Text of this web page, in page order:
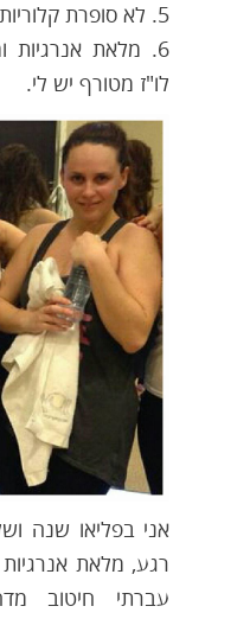
5. לא סופרת קלוריות וכמויות
6. מלאת אנרגיות
לו"ז מטורף יש לי.
אני בפליאו שנה
רגע, מלאת אנרגיות
עברתי חיטוב